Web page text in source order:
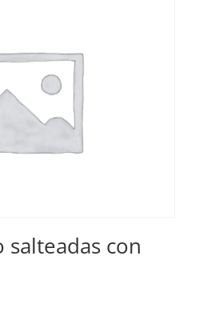
salteadas con